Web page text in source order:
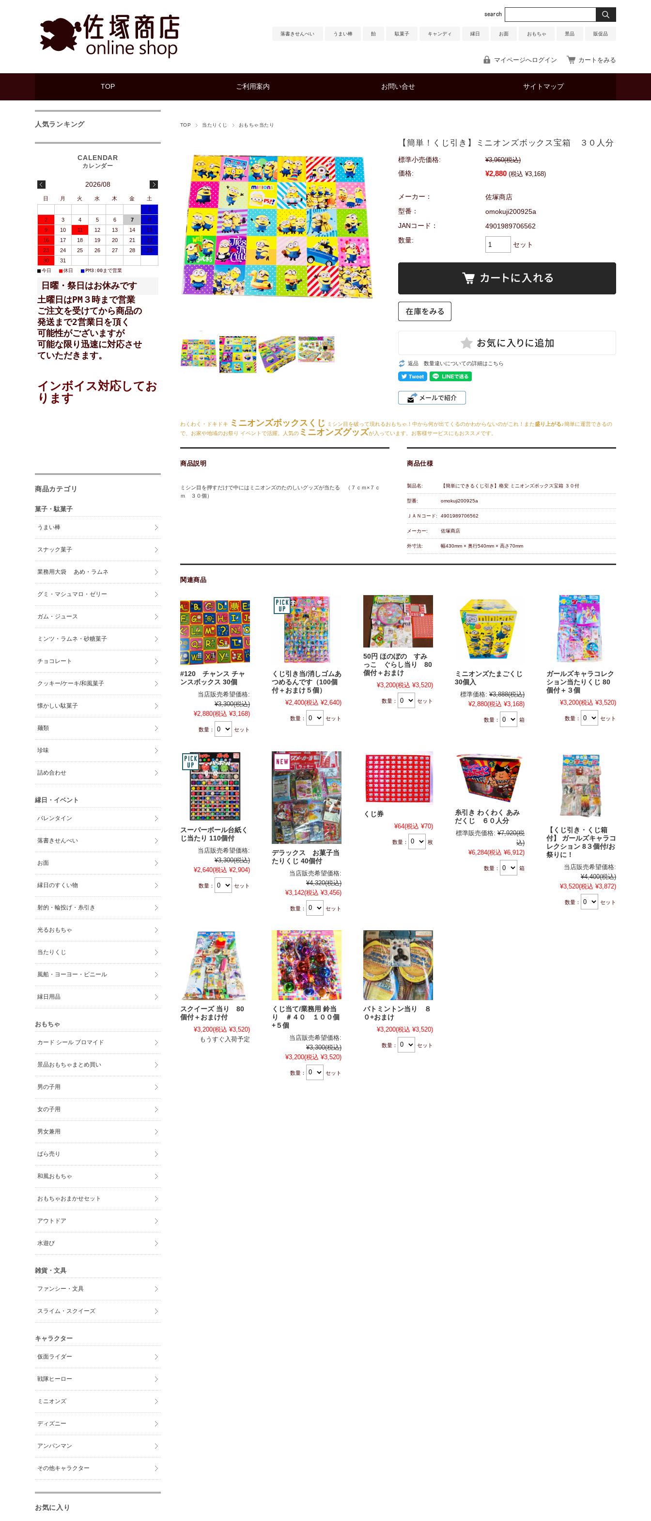
落書きせんべい うまい棒 飴 駄菓子 キャンディ 縁日 お面 おもちゃ 景品 販促品
マイページへログイン カートをみる
TOP ご利用案内 お問い合せ サイトマップ
TOP 当たりくじ おもちゃ当たり
【簡単！くじ引き】ミニオンズボックス宝箱 ３０人分
標準小売価格: ¥3,960(税込)
価格:
¥2,880 (税込 ¥3,168)
メーカー：
佐塚商店
型番：
omokuji200925a
JANコード：
4901989706562
数量:
セット
返品 数量違いについての詳細はこちら
わくわく・ドキドキ ミニオンズボックスくじ ミシン目を破って現れるおもちゃ！中から何が出てくるのかわからないのがこれ！また盛り上がる♪簡単に運営できるの
で、お家や地域のお祭り イベントで活躍。人気の ミニオンズグッズが入っています。お客様サービスにもおススメです。
商品説明
ミシン目を押すだけで中にはミニオンズのたのしいグッズが当たる （７ｃｍ×７ｃ
ｍ ３０個）
商品仕様
製品名: 【簡単にできるくじ引き】格安 ミニオンズボックス宝箱 ３０付
型番: omokuji200925a
ＪＡＮコード: 4901989706562
メーカー: 佐塚商店
外寸法: 幅430mm × 奥行540mm × 高さ70mm
関連商品
#120 チャンス チャ
ンスボックス 30個
当店販売希望価格:
¥3,300(税込)
¥2,880(税込 ¥3,168)
数量： セット
くじ引き当/消しゴムあ
つめるんです（100個
付＋おまけ５個）
¥2,400(税込 ¥2,640)
数量： セット
50円 ほのぼの すみ
っこ ぐらし当り 80
個付＋おまけ
¥3,200(税込 ¥3,520)
数量： セット
ミニオンズたまごくじ
30個入
標準価格: ¥3,888(税込)
¥2,880(税込 ¥3,168)
数量： 箱
ガールズキャラコレク
ション当たりくじ 80
個付＋３個
¥3,200(税込 ¥3,520)
数量： セット
スーパーボール台紙く
じ当たり 110個付
当店販売希望価格:
¥3,300(税込)
¥2,640(税込 ¥2,904)
数量： セット
デラックス お菓子当
たりくじ 40個付
当店販売希望価格:
¥4,320(税込)
¥3,142(税込 ¥3,456)
数量： セット
くじ券
¥64(税込 ¥70)
数量： 枚
糸引き わくわく あみ
だくじ ６０人分
標準販売価格: ¥7,920(税
込)
¥6,284(税込 ¥6,912)
数量： 箱
【くじ引き・くじ箱
付】 ガールズキャラコ
レクション 8３個付/お
祭りに！
当店販売希望価格:
¥4,400(税込)
¥3,520(税込 ¥3,872)
数量： セット
スクイーズ 当り 80
個付＋おまけ付
¥3,200(税込 ¥3,520)
もうすぐ入荷予定
くじ当て/業務用 鈴当
り ＃４０ １００個
+５個
当店販売希望価格:
¥3,300(税込)
¥3,200(税込 ¥3,520)
数量： セット
バトミントン当り ８
０+おまけ
¥3,200(税込 ¥3,520)
数量： セット
人気ランキング
2026/08
日 月 火 水 木 金
土
1
2
3 4 5 6 7
8
9
10 11 12 13 14
15
16
17 18 19 20 21
22
23
24 25 26 27 28
29
30
31
■今日 ■休日 ■ PM3:00まで営業
日曜・祭日はお休みです
土曜日はPM３時まで営業
ご注文を受けてから商品の
発送まで2営業日を頂く
可能性がございますが
可能な限り迅速に対応させ
ていただきます。
インボイス対応してお
ります
商品カテゴリ
菓子・駄菓子
うまい棒
スナック菓子
業務用大袋 あめ・ラムネ
グミ・マシュマロ・ゼリー
ガム・ジュース
ミンツ・ラムネ・砂糖菓子
チョコレート
クッキー/ケーキ/和風菓子
懐かしい駄菓子
麺類
珍味
詰め合わせ
縁日・イベント
バレンタイン
落書きせんべい
お面
縁日のすくい物
射的・輪投げ・糸引き
光るおもちゃ
当たりくじ
風船・ヨーヨー・ビニール
縁日用品
おもちゃ
カード シール ブロマイド
景品おもちゃまとめ買い
男の子用
女の子用
男女兼用
ばら売り
和風おもちゃ
おもちゃおまかせセット
アウトドア
水遊び
雑貨・文具
ファンシー・文具
スライム・スクイーズ
キャラクター
仮面ライダー
戦隊ヒーロー
ミニオンズ
ディズニー
アンパンマン
その他キャラクター
お気に入り